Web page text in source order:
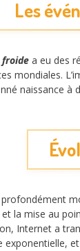
Les
a eu des
mondiales.
naissance à
et la mise au
Internet a
exponentielle,